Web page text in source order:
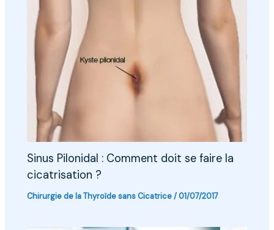
Sinus Pilonidal : Comment doit se faire la
cicatrisation ?
Chirurgie de la Thyroïde sans Cicatrice/01/07/2017